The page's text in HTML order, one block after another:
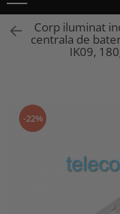
Intelight
Hikvision
Corp iluminat
centrala de
IK09,
-22%